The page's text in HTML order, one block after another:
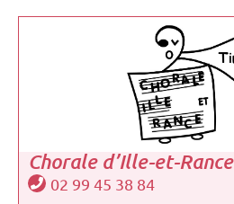
Chorale d’Ille-et-Rance
02 99 45 38 84